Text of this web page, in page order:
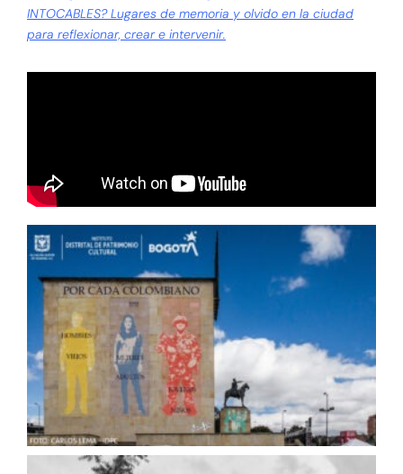
INTOCABLES? Lugares de memoria y olvido en la ciudad
para reflexionar, crear e intervenir.